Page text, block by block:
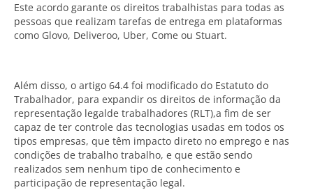
Este acordo garante os direitos trabalhistas para todas as
pessoas que realizam tarefas de entrega em plataformas
como Glovo, Deliveroo, Uber, Come ou Stuart.
Além disso, o artigo 64.4 foi modificado do Estatuto do
Trabalhador, para expandir os direitos de informação da
representação legalde trabalhadores (RLT),a fim de ser
capaz de ter controle das tecnologias usadas em todos os
tipos empresas, que têm impacto direto no emprego e nas
condições de trabalho trabalho, e que estão sendo
realizados sem nenhum tipo de conhecimento e
participação de representação legal.